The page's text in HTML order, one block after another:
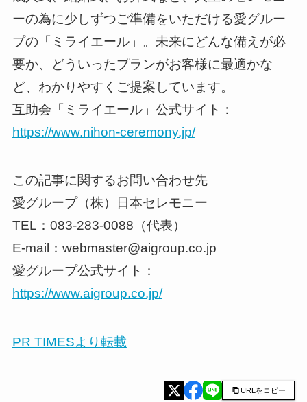
ーの為に少しずつご準備をいただける愛グルー
プの「ミライエール」。未来にどんな備えが必
要か、どういったプランがお客様に最適かな
ど、わかりやすくご提案しています。
互助会「ミライエール」公式サイト：
https://www.nihon-ceremony.jp/
この記事に関するお問い合わせ先
愛グループ（株）日本セレモニー
TEL：083-283-0088（代表）
E-mail：webmaster@aigroup.co.jp
愛グループ公式サイト：
https://www.aigroup.co.jp/
PR TIMESより転載
URLをコピー